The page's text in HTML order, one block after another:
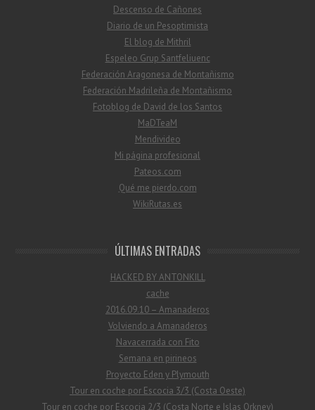
Descenso de Cañones
Diario de un Pesoptimista
El blog de Mithril
Espeleo Grup Santfeliuenc
Federación Aragonesa de Montañismo
Federación Madrileña de Montañismo
Fotoblog de David de los Santos
MaDTeaM
Mendivideo
Mi página profesional
Pateos.com
Qué me pierdo.com
WikiRutas.es
ÚLTIMAS ENTRADAS
HACKED BY ANTONKILL
cache
2016.09.10 – Amanaderos
Volviendo a Amanaderos
Navacerrada con Fito
Semana en pirineos
Proyecto Eden y Plymouth
Tour en coche por Escocia 3/3 (Costa Oeste)
Tour en coche por Escocia 2/3 (Costa Norte e Islas Orkney)